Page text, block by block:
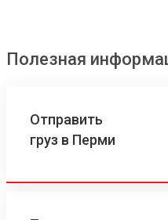
Полезная
Отправить
груз в Перми